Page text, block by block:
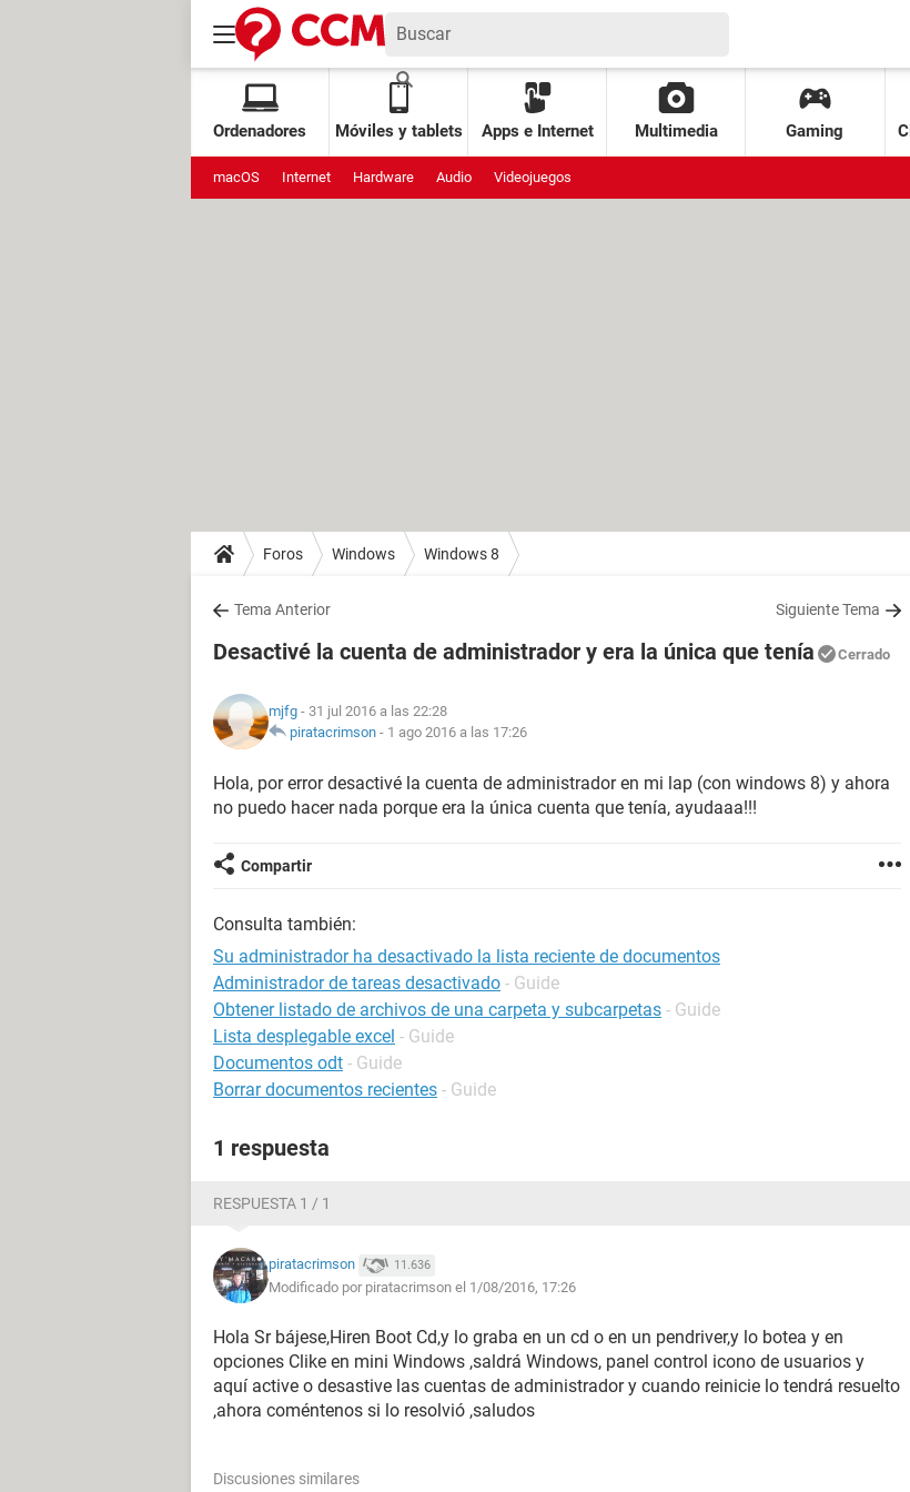
Ordenadores Móviles y tablets Apps e Internet Multimedia Gaming
macOS Internet Hardware Audio Videojuegos
Foros Windows Windows 8
Tema Anterior Siguiente Tema
Desactivé la cuenta de administrador y era la única que tenía Cerrado
mjfg - 31 jul 2016 a las 22:28
piratacrimson - 1 ago 2016 a las 17:26
Hola, por error desactivé la cuenta de administrador en mi lap (con windows 8) y ahora
no puedo hacer nada porque era la única cuenta que tenía, ayudaaa!!!
Compartir
Consulta también:
Su administrador ha desactivado la lista reciente de documentos
Administrador de tareas desactivado - Guide
Obtener listado de archivos de una carpeta y subcarpetas - Guide
Lista desplegable excel - Guide
Documentos odt - Guide
Borrar documentos recientes - Guide
1 respuesta
RESPUESTA 1 / 1
piratacrimson 11.636
Modificado por piratacrimson el 1/08/2016, 17:26
Hola Sr bájese,Hiren Boot Cd,y lo graba en un cd o en un pendriver,y lo botea y en
opciones Clike en mini Windows ,saldrá Windows, panel control icono de usuarios y
aquí active o desastive las cuentas de administrador y cuando reinicie lo tendrá resuelto
,ahora coméntenos si lo resolvió ,saludos
Discusiones similares